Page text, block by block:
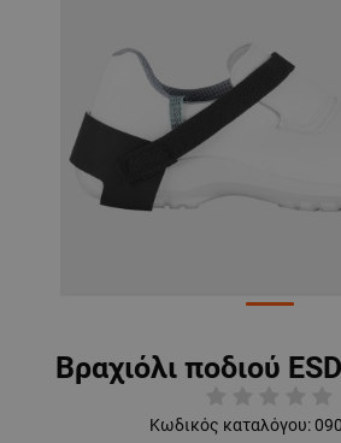
Βραχιόλι ποδιού
Κωδικός καταλόγου: